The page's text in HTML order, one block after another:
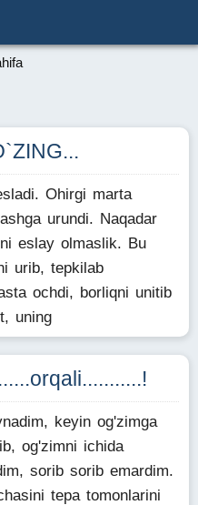
Ohirgi marta
urundi. Naqadar
eslay olmaslik. Bu
urib, tepkilab
ochdi, borliqni unitib
uning
keyin og'zimga
og'zimni ichida
sorib sorib emardim.
tepa tomonlarini